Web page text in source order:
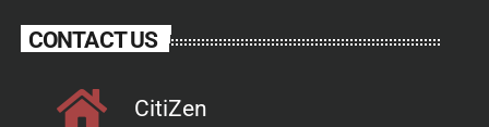
CONTACT US
CitiZen